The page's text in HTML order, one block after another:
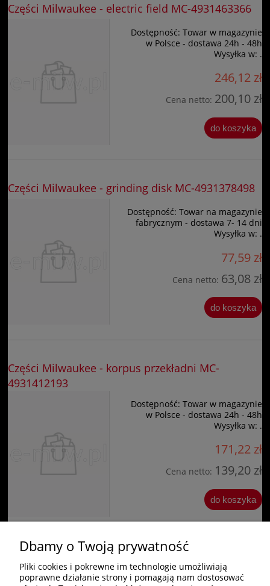
Części Milwaukee - electric field MC-4931463366
Dostępność: Towar w magazynie
w Polsce - dostawa 24h - 48h
Wysyłka w: .
246,12 zł
Cena netto: 200,10 zł
do koszyka
Części Milwaukee - grinding disk MC-4931378498
Dostępność: Towar na magazynie
fabrycznym - dostawa 7- 14 dni
Wysyłka w: .
77,59 zł
Cena netto: 63,08 zł
do koszyka
Części Milwaukee - korpus przekładni MC-
4931412193
Dostępność: Towar w magazynie
w Polsce - dostawa 24h - 48h
Wysyłka w: .
171,22 zł
Cena netto: 139,20 zł
do koszyka
« 1 2
Zakupy
Dbamy o Twoją prywatność
Pliki cookies i pokrewne im technologie umożliwiają
poprawne działanie strony i pomagają nam dostosować